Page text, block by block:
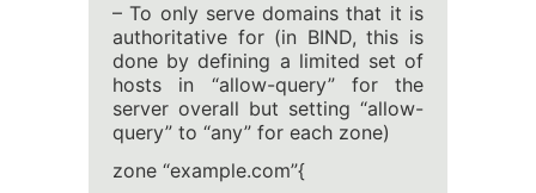
– To only serve domains that it is
authoritative for (in BIND, this is
done by defining a limited set of
hosts in “allow-query” for the
server overall but setting “allow-
query” to “any” for each zone)
zone “example.com”{